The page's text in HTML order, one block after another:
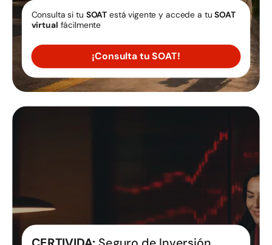
Consulta si tu SOATestá vigente y accede a tuSOAT
virtual fácilmente
¡Consulta tu SOAT!